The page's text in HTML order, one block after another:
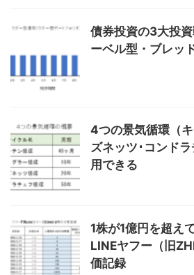
債券投資の3大投
ーベル型・ブレッ
4つの景気循環（
ズネッツ･コンド
用できる
1株が1億円を超え
LINEヤフー（旧
価記録